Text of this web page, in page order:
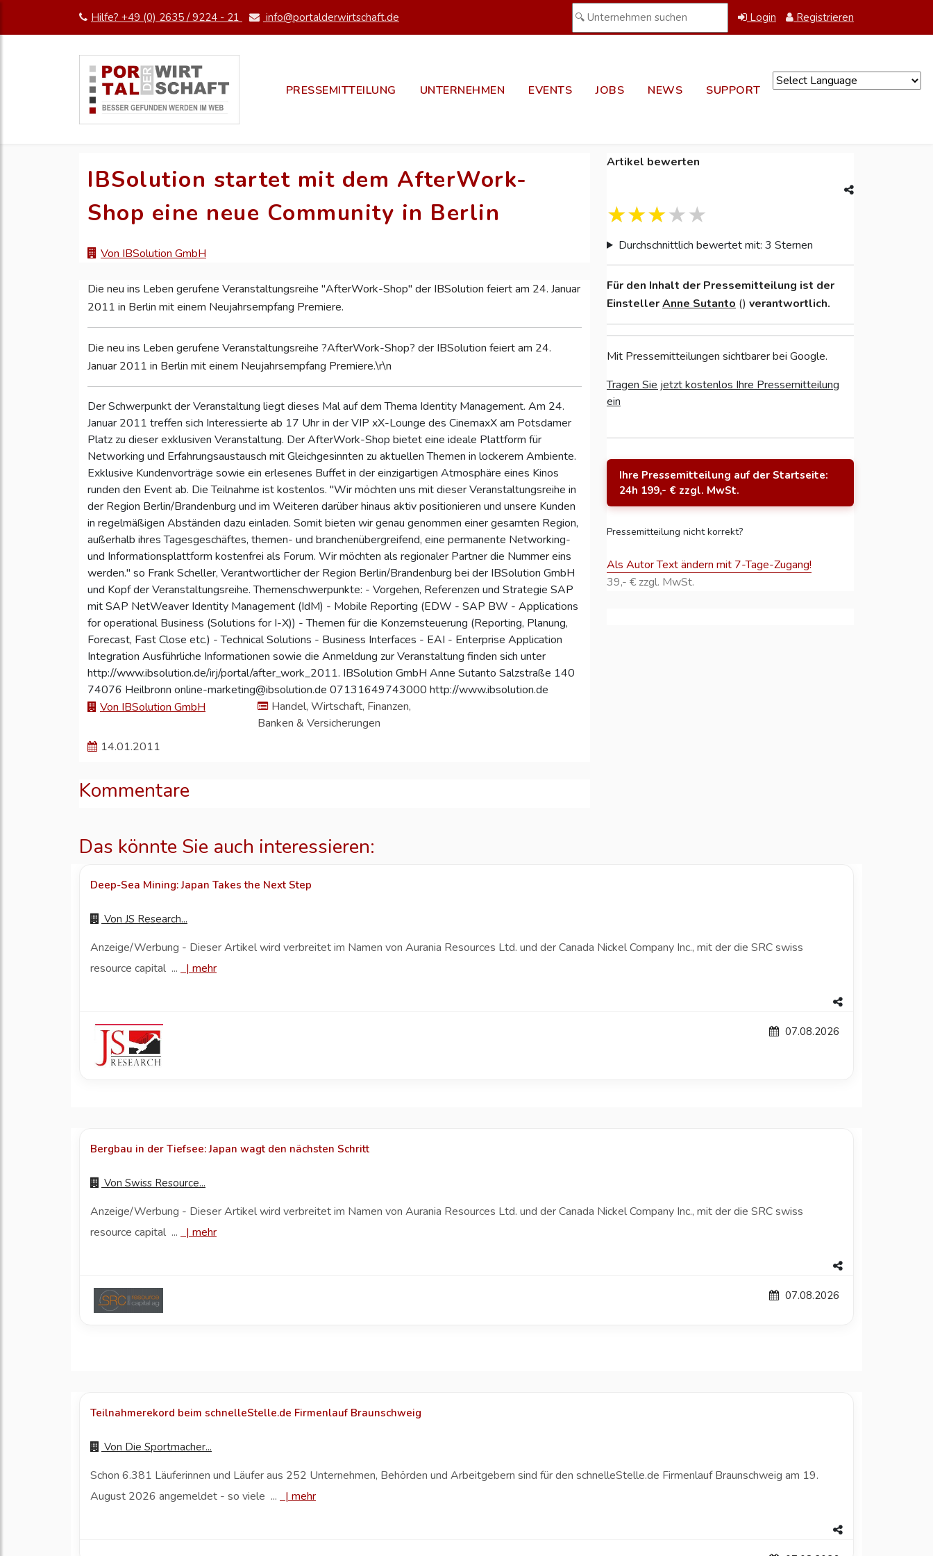
Hilfe? +49 (0) 2635 / 9224 - 21 info@portalderwirtschaft.de Login Registrieren
PRESSEMITTEILUNG UNTERNEHMEN EVENTS JOBS NEWS SUPPORT
IBSolution startet mit dem AfterWork-
Shop eine neue Community in Berlin
Von IBSolution GmbH
Die neu ins Leben gerufene Veranstaltungsreihe "AfterWork-Shop" der IBSolution feiert am 24. Januar
2011 in Berlin mit einem Neujahrsempfang Premiere.
Die neu ins Leben gerufene Veranstaltungsreihe ?AfterWork-Shop? der IBSolution feiert am 24.
Januar 2011 in Berlin mit einem Neujahrsempfang Premiere.\r\n
Der Schwerpunkt der Veranstaltung liegt dieses Mal auf dem Thema Identity Management. Am 24.
Januar 2011 treffen sich Interessierte ab 17 Uhr in der VIP xX-Lounge des CinemaxX am Potsdamer
Platz zu dieser exklusiven Veranstaltung. Der AfterWork-Shop bietet eine ideale Plattform für
Networking und Erfahrungsaustausch mit Gleichgesinnten zu aktuellen Themen in lockerem Ambiente.
Exklusive Kundenvorträge sowie ein erlesenes Buffet in der einzigartigen Atmosphäre eines Kinos
runden den Event ab. Die Teilnahme ist kostenlos. "Wir möchten uns mit dieser Veranstaltungsreihe in
der Region Berlin/Brandenburg und im Weiteren darüber hinaus aktiv positionieren und unsere Kunden
in regelmäßigen Abständen dazu einladen. Somit bieten wir genau genommen einer gesamten Region,
außerhalb ihres Tagesgeschäftes, themen- und branchenübergreifend, eine permanente Networking-
und Informationsplattform kostenfrei als Forum. Wir möchten als regionaler Partner die Nummer eins
werden." so Frank Scheller, Verantwortlicher der Region Berlin/Brandenburg bei der IBSolution GmbH
und Kopf der Veranstaltungsreihe. Themenschwerpunkte: - Vorgehen, Referenzen und Strategie SAP
mit SAP NetWeaver Identity Management (IdM) - Mobile Reporting (EDW - SAP BW - Applications
for operational Business (Solutions for I-X)) - Themen für die Konzernsteuerung (Reporting, Planung,
Forecast, Fast Close etc.) - Technical Solutions - Business Interfaces - EAI - Enterprise Application
Integration Ausführliche Informationen sowie die Anmeldung zur Veranstaltung finden sich unter
http://www.ibsolution.de/irj/portal/after_work_2011. IBSolution GmbH Anne Sutanto Salzstraße 140
74076 Heilbronn online-marketing@ibsolution.de 07131649743000 http://www.ibsolution.de
Von IBSolution GmbH
Handel, Wirtschaft, Finanzen,
Banken & Versicherungen
14.01.2011
Kommentare
Artikel bewerten
Durchschnittlich bewertet mit: 3 Sternen
Für den Inhalt der Pressemitteilung ist der
EinstellerAnne Sutanto () verantwortlich.
Mit Pressemitteilungen sichtbarer bei Google.
Tragen Sie jetzt kostenlos Ihre Pressemitteilung
ein
Ihre Pressemitteilung auf der Startseite:
24h 199,- € zzgl. MwSt.
Pressemitteilung nicht korrekt?
Als Autor Text ändern mit 7-Tage-Zugang!
39,- € zzgl. MwSt.
Das könnte Sie auch interessieren:
Deep-Sea Mining: Japan Takes the Next Step
Von JS Research...
Anzeige/Werbung - Dieser Artikel wird verbreitet im Namen von Aurania Resources Ltd. und der Canada Nickel Company Inc., mit der die SRC swiss
resource capital ... |mehr
07.08.2026
Bergbau in der Tiefsee: Japan wagt den nächsten Schritt
Von Swiss Resource...
Anzeige/Werbung - Dieser Artikel wird verbreitet im Namen von Aurania Resources Ltd. und der Canada Nickel Company Inc., mit der die SRC swiss
resource capital ... |mehr
07.08.2026
Teilnahmerekord beim schnelleStelle.de Firmenlauf Braunschweig
Von Die Sportmacher...
Schon 6.381 Läuferinnen und Läufer aus 252 Unternehmen, Behörden und Arbeitgebern sind für den schnelleStelle.de Firmenlauf Braunschweig am 19.
August 2026 angemeldet - so viele ... |mehr